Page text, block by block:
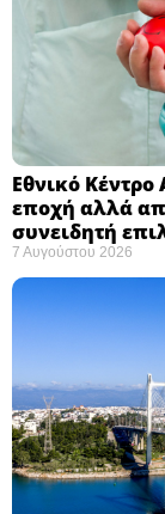
Εθνικό
εποχή αλλά
συνειδητή
7 Αυγούστου 2026